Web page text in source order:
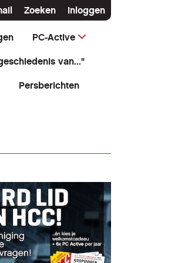
Zoeken Inloggen
PC-Active
van..."
Persberichten